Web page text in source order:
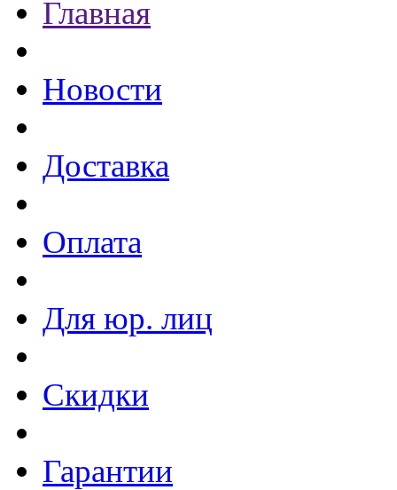
Главная
Новости
Доставка
Оплата
Для юр. лиц
Скидки
Гарантии